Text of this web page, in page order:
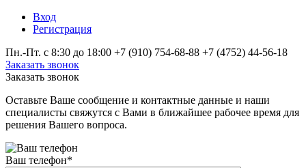
Вход
Регистрация
Пн.-Пт. с 8:30 до 18:00 +7 (910) 754‑68-88 +7 (4752) 44-56-18
Заказать звонок
Заказать звонок
Оставьте Ваше сообщение и контактные данные и наши
специалисты свяжутся с Вами в ближайшее рабочее время для
решения Вашего вопроса.
Ваш телефон*